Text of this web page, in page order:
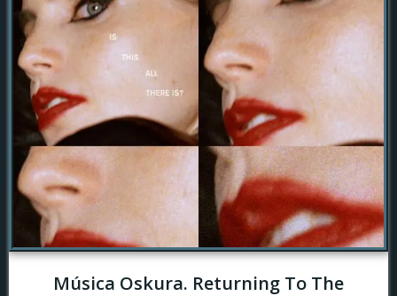
Música Oskura. Returning To The